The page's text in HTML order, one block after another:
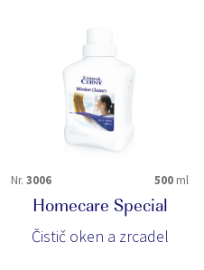
Nr. 3006 500 ml
Homecare Special
Čistič oken a zrcadel